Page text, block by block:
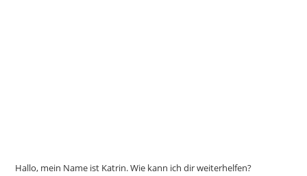
Hallo, mein Name ist Katrin. Wie kann ich dir weiterhelfen?